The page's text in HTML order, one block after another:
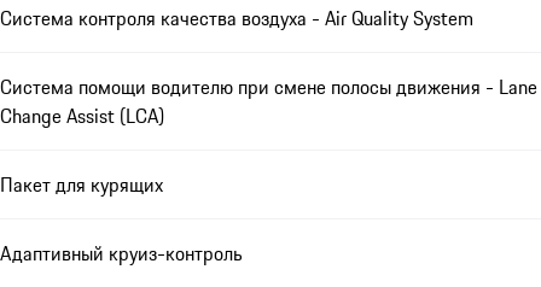
Система контроля качества воздуха - Air Quality System
Система помощи водителю при смене полосы движения - Lane
Change Assist (LCA)
Пакет для курящих
Адаптивный круиз-контроль